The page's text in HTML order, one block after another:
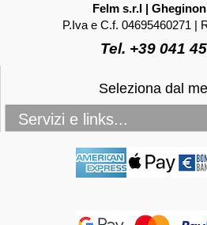
Felm s.r.l |
P.Iva e C.f. 04695460271 |
Tel. +39 041
Seleziona dal